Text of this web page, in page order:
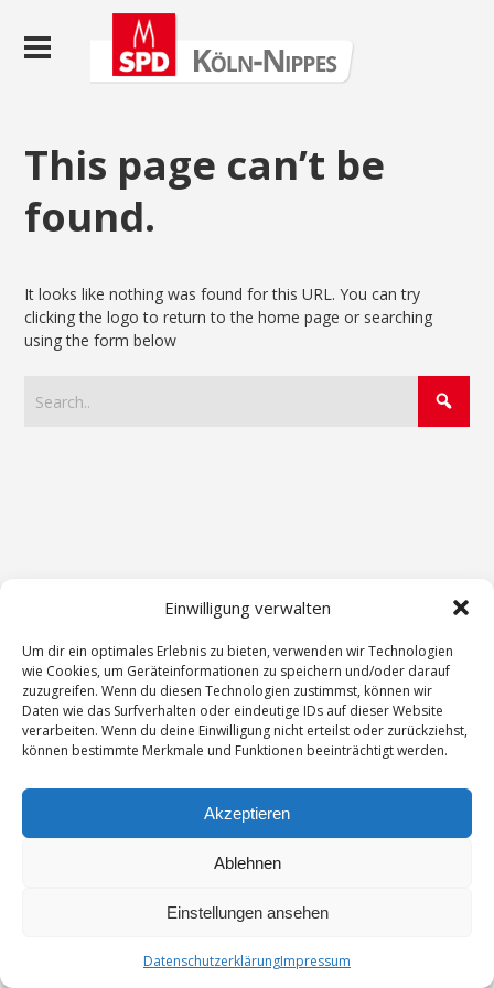
Einwilligung verwalten
Um dir ein optimales Erlebnis zu bieten, verwenden wir Technologien
wie Cookies, um Geräteinformationen zu speichern und/oder darauf
zuzugreifen. Wenn du diesen Technologien zustimmst, können wir
Daten wie das Surfverhalten oder eindeutige IDs auf dieser Website
verarbeiten. Wenn du deine Einwilligung nicht erteilst oder zurückziehst,
können bestimmte Merkmale und Funktionen beeinträchtigt werden.
Akzeptieren
Ablehnen
Einstellungen ansehen
DatenschutzerklärungImpressum
This page can’t be
found.
It looks like nothing was found for this URL. You can try
clicking the logo to return to the home page or searching
using the form below
Impressum
© 2026 SPD Nippes. Bento theme by Satori